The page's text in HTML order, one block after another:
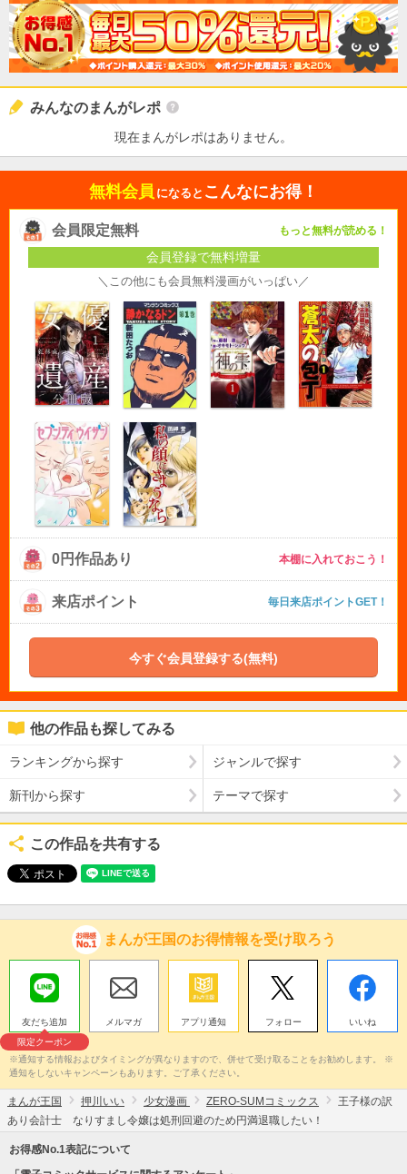
みんなのまんがレポ
現在まんがレポはありません。
無料会員 になると こんなにお得！
会員限定無料 もっと無料が読める！
会員登録で無料増量
＼この他にも会員無料漫画がいっぱい／
0円作品あり 本棚に入れておこう！
来店ポイント 毎日来店ポイントGET！
今すぐ会員登録する(無料)
他の作品も探してみる
ランキングから探す ジャンルで探す
新刊から探す テーマで探す
この作品を共有する
まんが王国のお得情報を受け取ろう
友だち追加
限定クーポン
メルマガ アプリ通知 フォロー いいね
※通知する情報およびタイミングが異なりますので、併せて受け取ることをお勧めします。 ※
通知をしないキャンペーンもあります。ご了承ください。
まんが王国 押川いい 少女漫画 ZERO-SUMコミックス
王子様の訳
あり会計士 なりすまし令嬢は処刑回避のため円満退職したい！
お得感No.1表記について